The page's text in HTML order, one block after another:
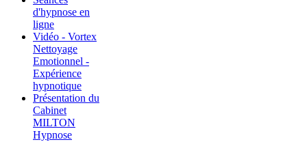
d'hypnose en
ligne
Vidéo - Vortex
Nettoyage
Emotionnel -
Expérience
hypnotique
Présentation du
Cabinet
MILTON
Hypnose